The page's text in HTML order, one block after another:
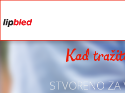
Kad
STVORENO